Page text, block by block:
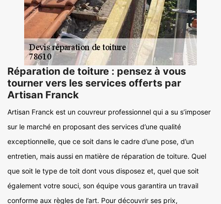
Réparation de toiture : pensez à vous
tourner vers les services offerts par
Artisan Franck
Artisan Franck est un couvreur professionnel qui a su s’imposer
sur le marché en proposant des services d’une qualité
exceptionnelle, que ce soit dans le cadre d’une pose, d’un
entretien, mais aussi en matière de réparation de toiture. Quel
que soit le type de toit dont vous disposez et, quel que soit
également votre souci, son équipe vous garantira un travail
conforme aux règles de l’art. Pour découvrir ses prix,